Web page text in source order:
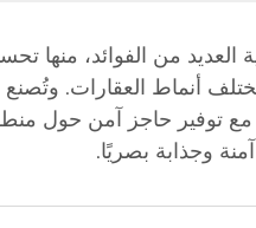
العديد من الفوائد، منها
أنماط العقارات. وتُصنع
توفير حاجز آمن حول
وجذابة بصريًا.